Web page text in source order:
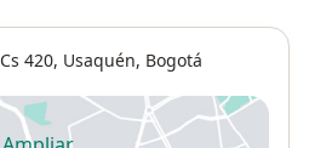
420, Usaquén, Bogotá